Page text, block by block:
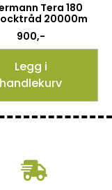
Tera 180
20000m
900,-
Legg i
handlekurv